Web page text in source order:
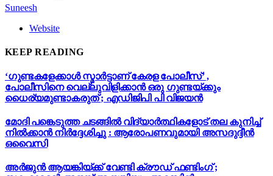
Suneesh
Website
KEEP READING
‘ഗുണ്ടകളേക്കാള്‍ സ്മാര്‍ട്ടാണ് കേരള പോലീസ്’ ,
പോലീസിനെ വെല്ലുവിളിക്കാൻ ഒരു ഗുണ്ടയ്ക്കും
ധൈര്യമുണ്ടാകരുത് ; എഡിജിപി പി വിജയന്‍
മോദി പങ്കെടുത്ത ചടങ്ങിൽ വിദ്യാർത്ഥികളോട് തല കുനിച്ച്
നിൽക്കാൻ നിർദ്ദേശിച്ചു : ആരോപണവുമായി അസദുദ്ദീൻ
ഒവൈസി
അർജുൻ ആയങ്കിയ്ക്ക് വേണ്ടി ക്രൗഡ് ഫണ്ടിംഗ് ;